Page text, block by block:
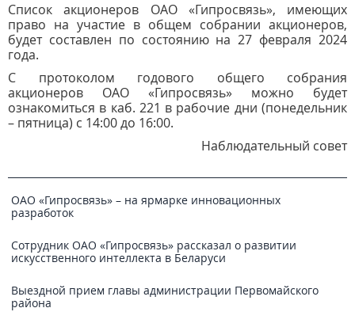
Список акционеров ОАО «Гипросвязь», имеющих
право на участие в общем собрании акционеров,
будет составлен по состоянию на 27 февраля 2024
года.
С протоколом годового общего собрания
акционеров ОАО «Гипросвязь» можно будет
ознакомиться в каб. 221 в рабочие дни (понедельник
– пятница) с 14:00 до 16:00.
Наблюдательный совет
ОАО «Гипросвязь» – на ярмарке инновационных
разработок
Сотрудник ОАО «Гипросвязь» рассказал о развитии
искусственного интеллекта в Беларуси
Выездной прием главы администрации Первомайского
района